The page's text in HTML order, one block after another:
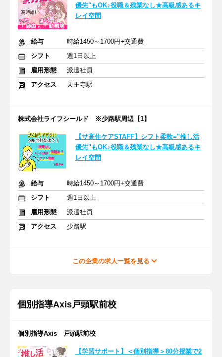
優先"もOK♪役職＆残業なし★高級感あるキ
レイ空間
給与
時給1450～1700円+交通費
シフト
週1日以上
雇用形態
派遣社員
アクセス
天王寺駅
株式会社ライフシールド ※少路駅周辺【1】
【サ高住ケアSTAFF】シフト柔軟="推し活
優先"もOK♪役職＆残業なし★高級感あるキ
レイ空間
給与
時給1450～1700円+交通費
シフト
週1日以上
雇用形態
派遣社員
アクセス
少路駅
この企業の求人一覧を見る
個別指導Axis戸頭駅前校
個別指導Axis 戸頭駅前校
【学習サポート】＜個別指導＞80分授業で2